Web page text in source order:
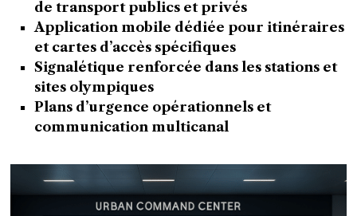
de transport publics et privés
Application mobile dédiée pour itinéraires
et cartes d’accès spécifiques
Signalétique renforcée dans les stations et
sites olympiques
Plans d’urgence opérationnels et
communication multicanal